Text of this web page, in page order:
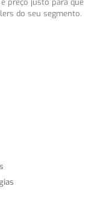
do seu segmento.